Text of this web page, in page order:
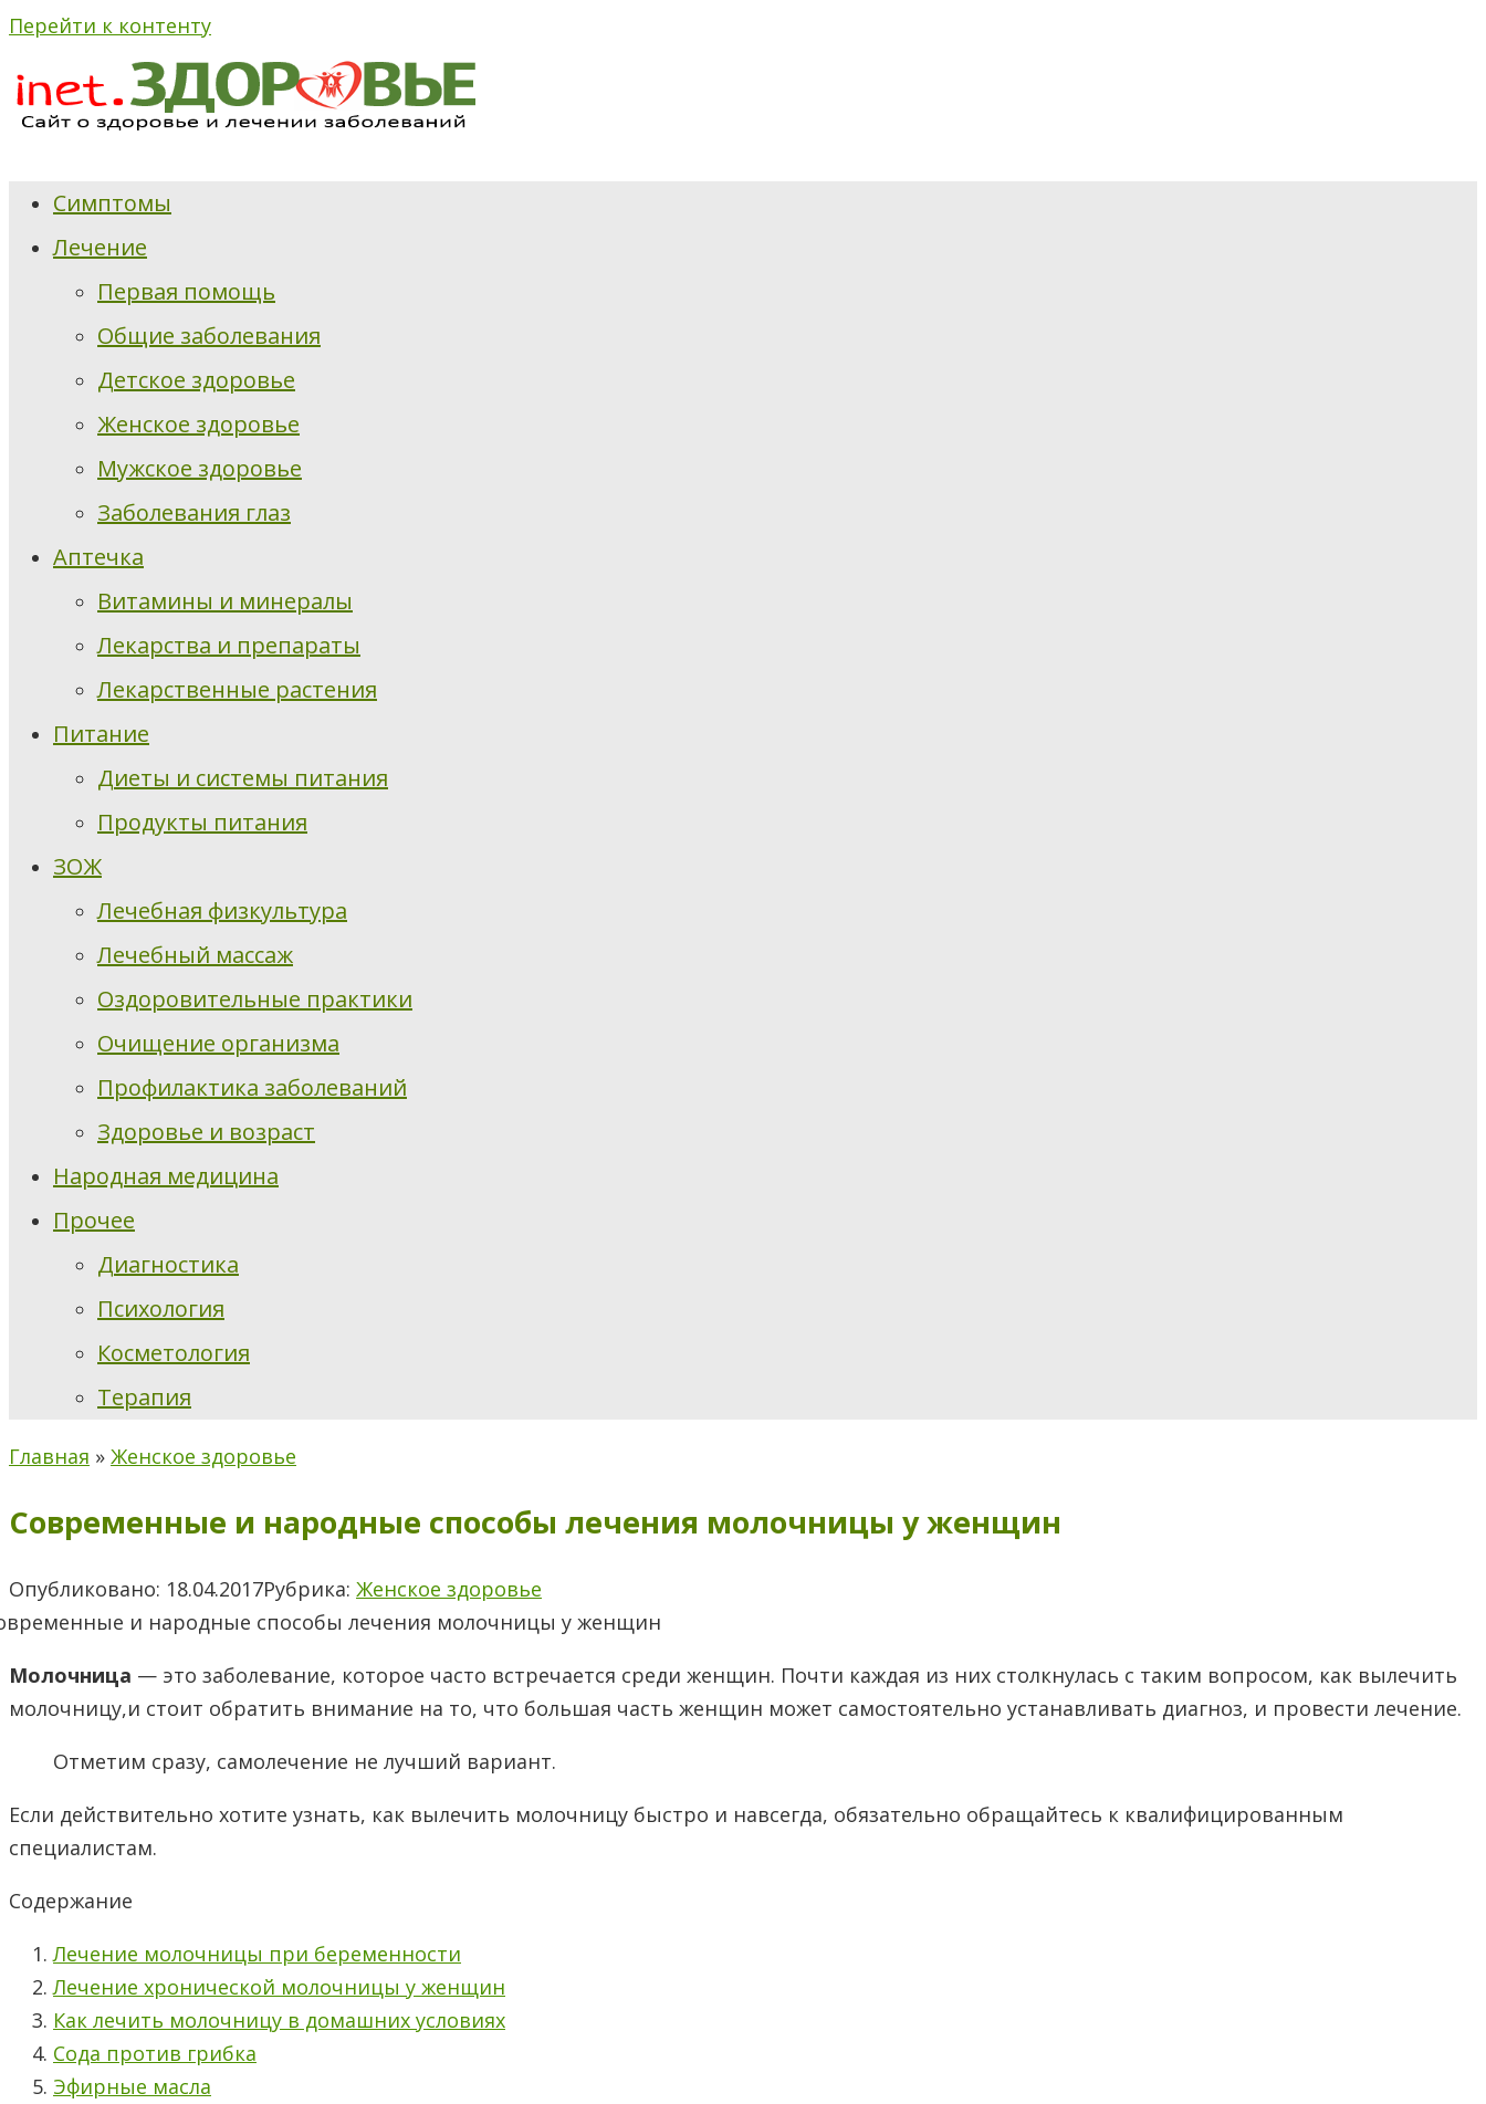
Перейти к контенту
Симптомы
Лечение
Первая помощь
Общие заболевания
Детское здоровье
Женское здоровье
Мужское здоровье
Заболевания глаз
Аптечка
Витамины и минералы
Лекарства и препараты
Лекарственные растения
Питание
Диеты и системы питания
Продукты питания
ЗОЖ
Лечебная физкультура
Лечебный массаж
Оздоровительные практики
Очищение организма
Профилактика заболеваний
Здоровье и возраст
Народная медицина
Прочее
Диагностика
Психология
Косметология
Терапия
Главная » Женское здоровье
Современные и народные способы лечения молочницы у женщин
Опубликовано: 18.04.2017Рубрика: Женское здоровье
Молочница — это заболевание, которое часто встречается среди женщин. Почти каждая из них столкнулась с таким вопросом, как вылечить
молочницу,и стоит обратить внимание на то, что большая часть женщин может самостоятельно устанавливать диагноз, и провести лечение.
Отметим сразу, самолечение не лучший вариант.
Если действительно хотите узнать, как вылечить молочницу быстро и навсегда, обязательно обращайтесь к квалифицированным
специалистам.
Содержание
Лечение молочницы при беременности
Лечение хронической молочницы у женщин
Как лечить молочницу в домашних условиях
​Сода против грибка
​Эфирные масла